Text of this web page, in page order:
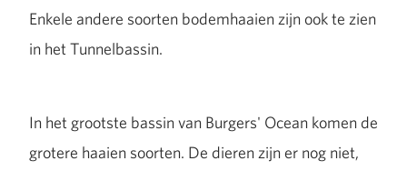
Enkele andere soorten bodemhaaien zijn ook te zien
in het Tunnelbassin.
In het grootste bassin van Burgers' Ocean komen de
grotere haaien soorten. De dieren zijn er nog niet,